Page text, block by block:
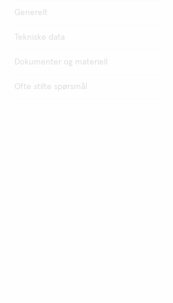
Generelt
Tekniske data
Dokumenter og materiell
Ofte stilte spørsmål